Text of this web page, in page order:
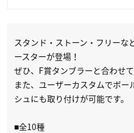
スタンド・ストーン・フリーな
ースターが登場！
ぜひ、F賞タンブラーと合わせ
また、ユーザーカスタムでボー
シュにも取り付けが可能です。
■全10種